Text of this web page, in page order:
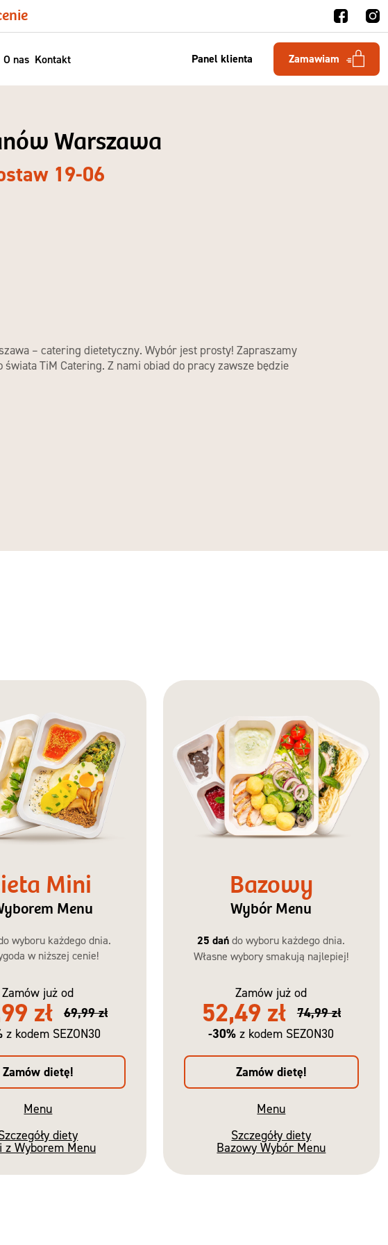
Panel klienta Zamawiam
O nas Kontakt
Warszawa
19-06
– catering dietetyczny. Wybór jest prosty! Zapraszamy
świata TiM Catering. Z nami obiad do pracy zawsze będzie
Mini
Menu
wyboru każdego dnia.
w niższej cenie!
Zamów już od
zł
69,99 zł
z kodem SEZON30
Zamów dietę!
Menu
diety
z Wyborem Menu
Bazowy
Wybór Menu
25 dań do wyboru każdego dnia.
Własne wybory smakują najlepiej!
Zamów już od
52,49 zł
74,99 zł
-30% z kodem SEZON30
Zamów dietę!
Menu
Szczegóły diety
Bazowy Wybór Menu